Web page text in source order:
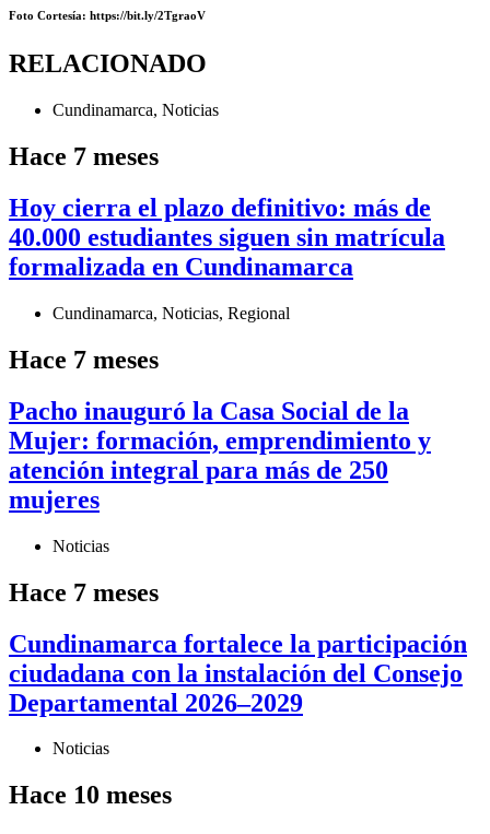
Foto Cortesía: https://bit.ly/2TgraoV
RELACIONADO
Cundinamarca, Noticias
Hace 7 meses
Hoy cierra el plazo definitivo: más de
40.000 estudiantes siguen sin matrícula
formalizada en Cundinamarca
Cundinamarca, Noticias, Regional
Hace 7 meses
Pacho inauguró la Casa Social de la
Mujer: formación, emprendimiento y
atención integral para más de 250
mujeres
Noticias
Hace 7 meses
Cundinamarca fortalece la participación
ciudadana con la instalación del Consejo
Departamental 2026–2029
Noticias
Hace 10 meses